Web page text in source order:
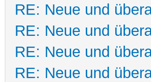
RE: Neue und
RE: Neue und
RE: Neue und
RE: Neue und